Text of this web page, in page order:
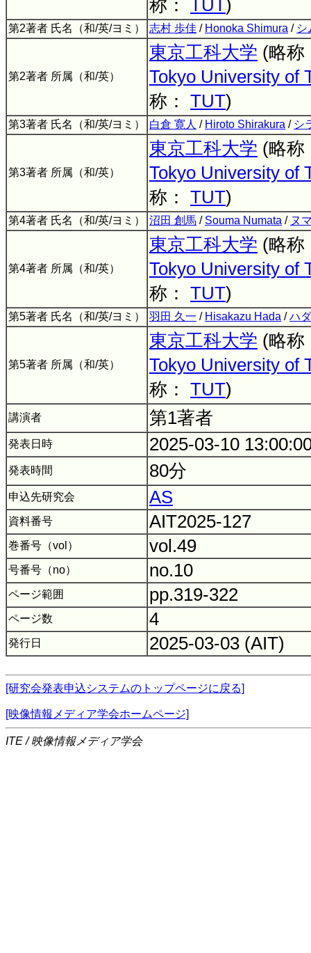
称： TUT )
第2著者 氏名（和/英/ヨミ） 志村 歩佳 / Honoka Shimura / シ
第2著者 所属（和/英）
東京工科大学 (略
Tokyo University of
称： TUT)
第3著者 氏名（和/英/ヨミ） 白倉 寛人 / Hiroto Shirakura / シ
第3著者 所属（和/英）
東京工科大学 (略
Tokyo University of
称： TUT)
第4著者 氏名（和/英/ヨミ） 沼田 創馬 / Souma Numata / ヌ
第4著者 所属（和/英）
東京工科大学 (略
Tokyo University of
称： TUT)
第5著者 氏名（和/英/ヨミ） 羽田 久一 / Hisakazu Hada /ハ
第5著者 所属（和/英）
東京工科大学 (略
Tokyo University of
称： TUT)
講演者 第1著者
発表日時 2025-03-10
発表時間 80分
申込先研究会 AS
資料番号 AIT2025-127
巻番号（vol） vol.49
号番号（no） no.10
ページ範囲 pp.319-322
ページ数 4
発行日 2025-03-03 (AIT)
[研究会発表申込システムのトップページに戻る]
[映像情報メディア学会ホームページ]
ITE / 映像情報メディア学会